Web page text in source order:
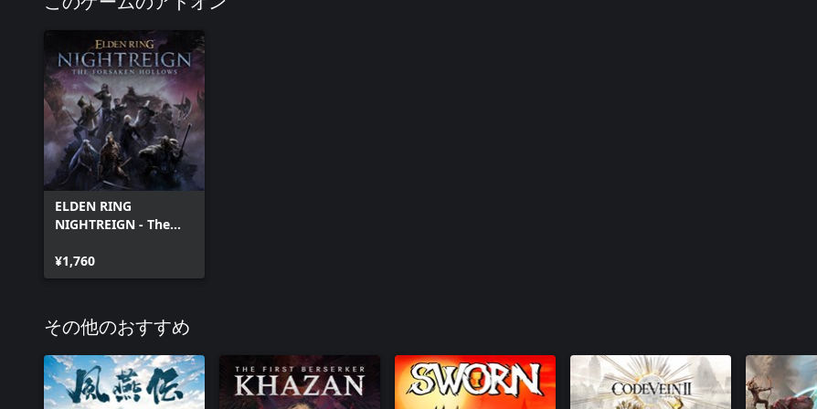
ELDEN RING
NIGHTREIGN - The
¥1,760
その他のおすすめ